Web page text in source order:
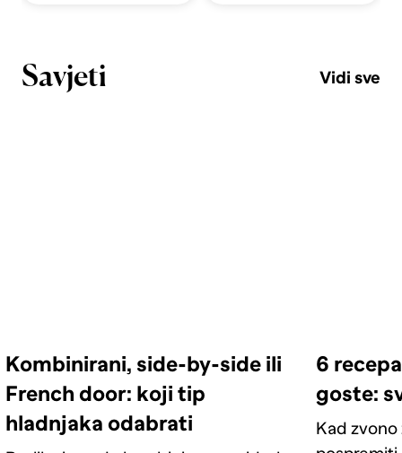
Savjeti Vidi sve
Kombinirani, side-by-side ili
French door: koji tip
hladnjaka odabrati
6
goste:
Kad